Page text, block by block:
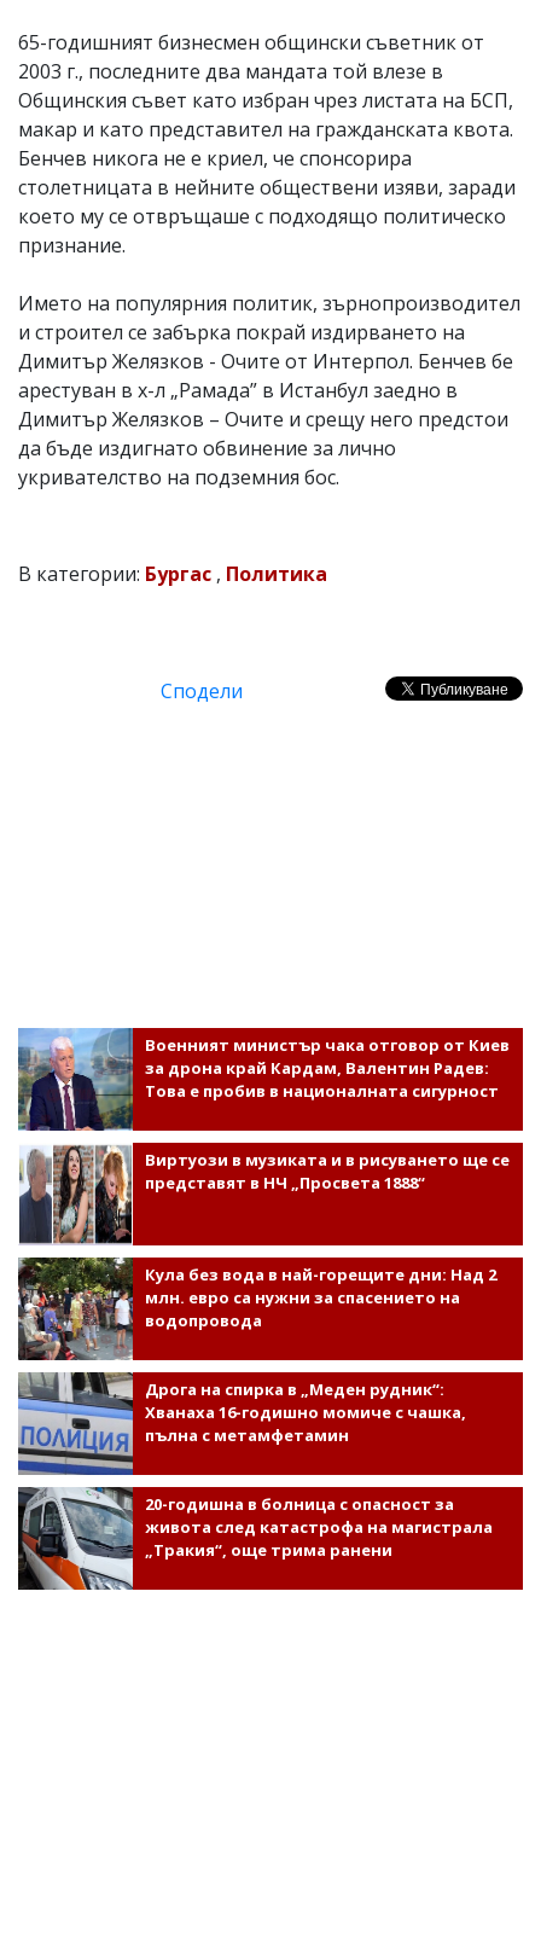
65-годишният бизнесмен общински съветник от
2003 г., последните два мандата той влезе в
Общинския съвет като избран чрез листата на БСП,
макар и като представител на гражданската квота.
Бенчев никога не е криел, че спонсорира
столетницата в нейните обществени изяви, заради
което му се отвръщаше с подходящо политическо
признание.
Името на популярния политик, зърнопроизводител
и строител се забърка покрай издирването на
Димитър Желязков - Очите от Интерпол. Бенчев бе
арестуван в х-л „Рамада” в Истанбул заедно в
Димитър Желязков – Очите и срещу него предстои
да бъде издигнато обвинение за лично
укривателство на подземния бос.
В категории: Бургас , Политика
Сподели
Военният министър чака отговор от Киев
за дрона край Кардам, Валентин Радев:
Това е пробив в националната сигурност
Виртуози в музиката и в рисуването ще се
представят в НЧ „Просвета 1888“
Кула без вода в най-горещите дни: Над 2
млн. евро са нужни за спасението на
водопровода
Дрога на спирка в „Меден рудник“:
Хванаха 16-годишно момиче с чашка,
пълна с метамфетамин
20-годишна в болница с опасност за
живота след катастрофа на магистрала
„Тракия“, още трима ранени